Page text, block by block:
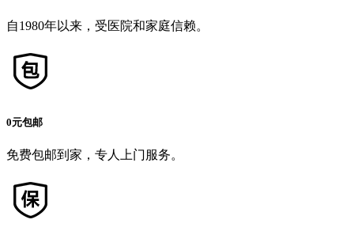
自1980年以来，受医院和家庭信赖。
0元包邮
免费包邮到家，专人上门服务。